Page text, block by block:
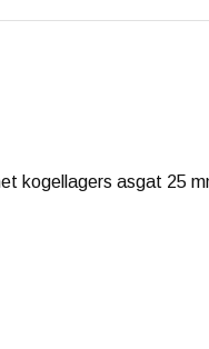
kogellagers asgat 25